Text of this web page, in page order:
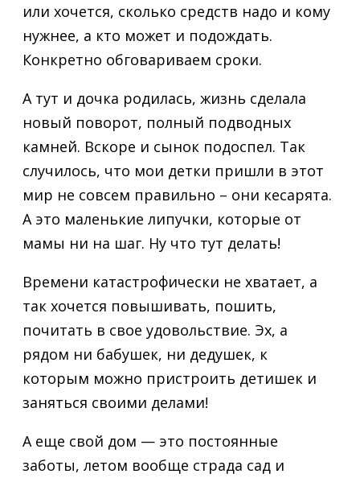
или хочется, сколько средств надо и кому
нужнее, а кто может и подождать.
Конкретно обговариваем сроки.
А тут и дочка родилась, жизнь сделала
новый поворот, полный подводных
камней. Вскоре и сынок подоспел. Так
случилось, что мои детки пришли в этот
мир не совсем правильно – они кесарята.
А это маленькие липучки, которые от
мамы ни на шаг. Ну что тут делать!
Времени катастрофически не хватает, а
так хочется повышивать, пошить,
почитать в свое удовольствие. Эх, а
рядом ни бабушек, ни дедушек, к
которым можно пристроить детишек и
заняться своими делами!
А еще свой дом — это постоянные
заботы, летом вообще страда сад и